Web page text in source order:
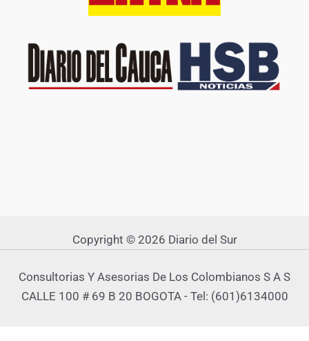
Copyright © 2026 Diario del Sur
Consultorias Y Asesorias De Los Colombianos S A S
CALLE 100 # 69 B 20 BOGOTA - Tel: (601)6134000